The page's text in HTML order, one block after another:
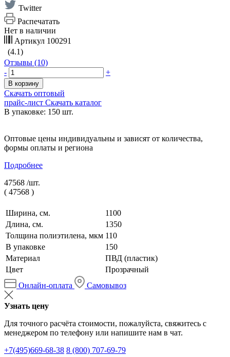
Twitter
Распечатать
Нет в наличии
Артикул 100291
(4.1)
Отзывы (10)
-
+
В корзину
Скачать оптовый
прайс-лист Скачать каталог
В упаковке: 150 шт.
Оптовые цены индивидуальны и зависят от количества,
формы оплаты и региона
Подробнее
47568 /шт.
( 47568 )
Ширина, см.
1100
Длина, см.
1350
Толщина полиэтилена, мкм 110
В упаковке
150
Материал
ПВД (пластик)
Цвет
Прозрачный
Онлайн-оплата
Самовывоз
Узнать цену
Для точного расчёта стоимости, пожалуйста, свяжитесь с
менеджером по телефону или напишите нам в чат.
+7(495)669-68-38 8 (800) 707-69-79